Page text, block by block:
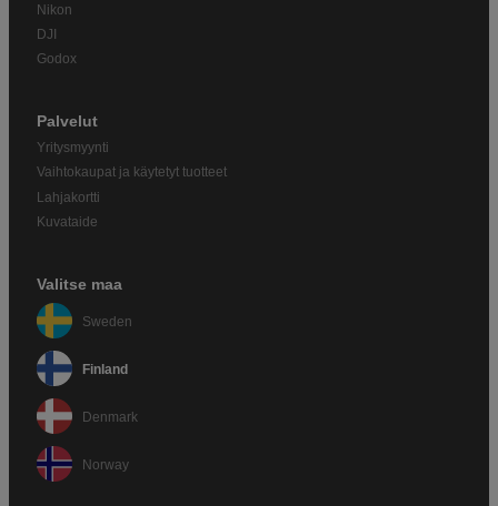
Nikon
DJI
Godox
Palvelut
Yritysmyynti
Vaihtokaupat ja käytetyt tuotteet
Lahjakortti
Kuvataide
Valitse maa
Sweden
Finland
Denmark
Norway